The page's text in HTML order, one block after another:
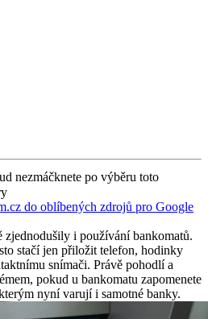
nezmáčknete po výběru toto
do oblíbených zdrojů pro Google
i používání bankomatů.
stačí jen přiložit telefon, hodinky
snímači. Právě pohodlí a
pokud u bankomatu zapomenete
nyní varují i samotné banky.